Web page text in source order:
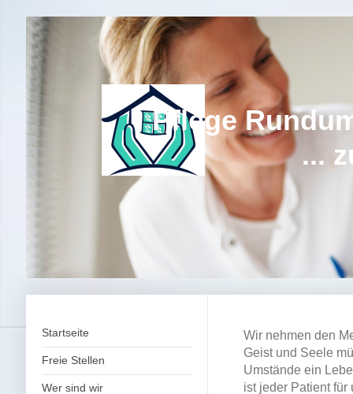
Pflege Rundum
...
Startseite
Freie Stellen
Wer sind wir
Wir nehmen den
Geist und Seele
Umstände ein
ist jeder Patient